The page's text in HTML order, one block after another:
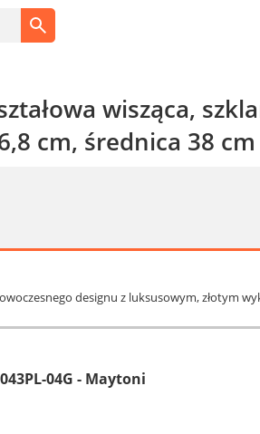
wisząca,
cm, średnica 38 cm
designu z luksusowym, złotym
04G - Maytoni